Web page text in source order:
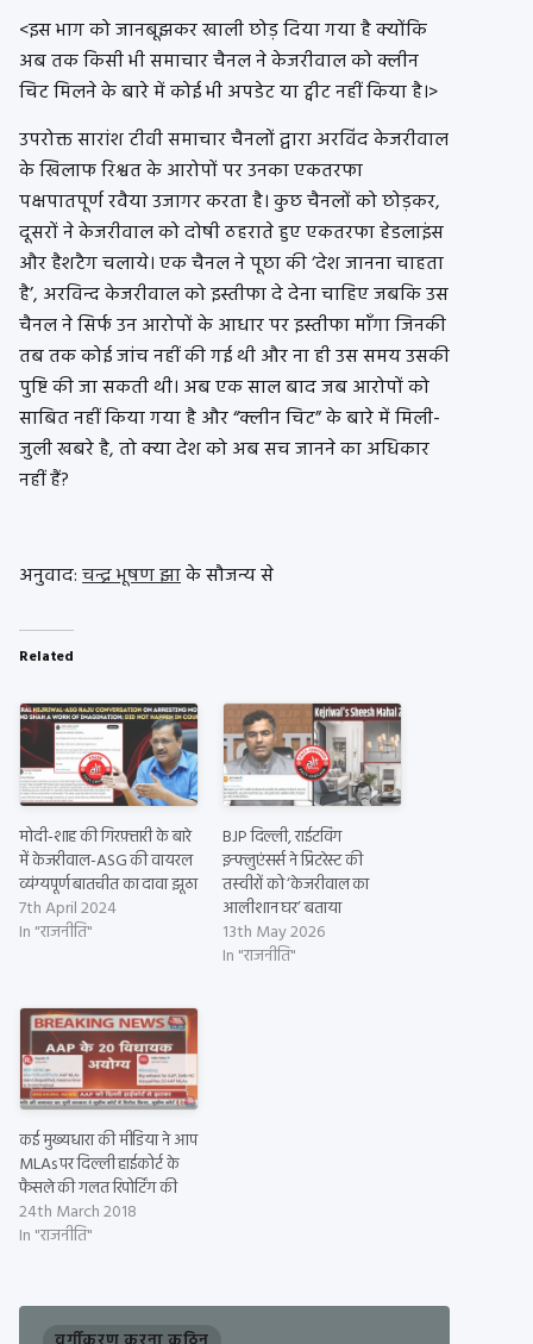
<इस भाग को जानबूझकर खाली छोड़ दिया गया है क्योंकि
अब तक किसी भी समाचार चैनल ने केजरीवाल को क्लीन
चिट मिलने के बारे में कोई भी अपडेट या ट्वीट नहीं किया है।>
उपरोक्त सारांश टीवी समाचार चैनलों द्वारा अरविंद केजरीवाल
के खिलाफ रिश्वत के आरोपों पर उनका एकतरफा
पक्षपातपूर्ण रवैया उजागर करता है। कुछ चैनलों को छोड़कर,
दूसरों ने केजरीवाल को दोषी ठहराते हुए एकतरफा हेडलाइंस
और हैशटैग चलाये। एक चैनल ने पूछा की ‘देश जानना चाहता
है’, अरविन्द केजरीवाल को इस्तीफा दे देना चाहिए जबकि उस
चैनल ने सिर्फ उन आरोपों के आधार पर इस्तीफा माँगा जिनकी
तब तक कोई जांच नहीं की गई थी और ना ही उस समय उसकी
पुष्टि की जा सकती थी। अब एक साल बाद जब आरोपों को
साबित नहीं किया गया है और “क्लीन चिट” के बारे में मिली-
जुली खबरे है, तो क्या देश को अब सच जानने का अधिकार
नहीं हैं?
अनुवाद:चन्द्र भूषण झाके सौजन्य से
Related
मोदी-शाह की गिरफ़्तारी के बारे
में केजरीवाल-ASG की वायरल
व्यंग्यपूर्ण बातचीत का दावा झूठा
7th April 2024
In "राजनीति"
BJP दिल्ली, राईटविंग
इन्फ्लुएंसर्स ने प्रिंटरेस्ट की
तस्वीरों को ‘केजरीवाल का
आलीशान घर’ बताया
13th May 2026
In "राजनीति"
कई मुख्यधारा की मीडिया ने आप
MLAs पर दिल्ली हाईकोर्ट के
फैसले की गलत रिपोर्टिंग की
24th March 2018
In "राजनीति"